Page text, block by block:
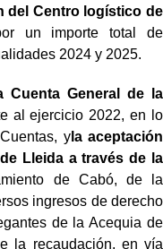
del Centro logístico de
un importe total de
2024 y 2025.
Cuenta General de la
al ejercicio 2022, en lo
yla aceptación
Lleida a través de la
de Cabó, de la
ingresos de derecho
de la Acequia de
la recaudación, en vía